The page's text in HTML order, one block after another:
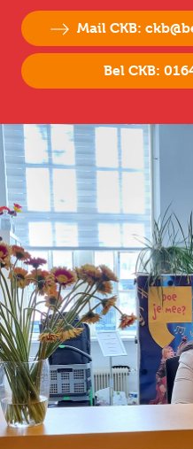
Mail CKB:
Bel CKB: